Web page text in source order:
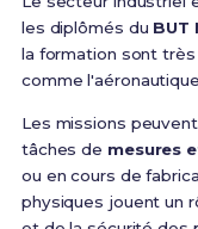
les diplômés du BUT
la formation sont
comme
Les missions
tâches de mesures
ou en cours de
physiques jouent un